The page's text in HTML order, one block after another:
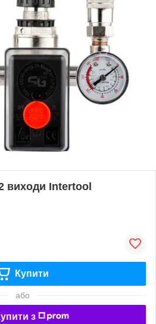
виходи Intertool
Купити
або
з